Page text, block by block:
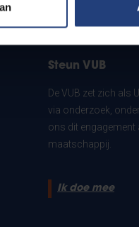
Steun VUB
De VUB zet zich als
via onderzoek,
ons dit engagement
maatschappij.
Ik doe mee